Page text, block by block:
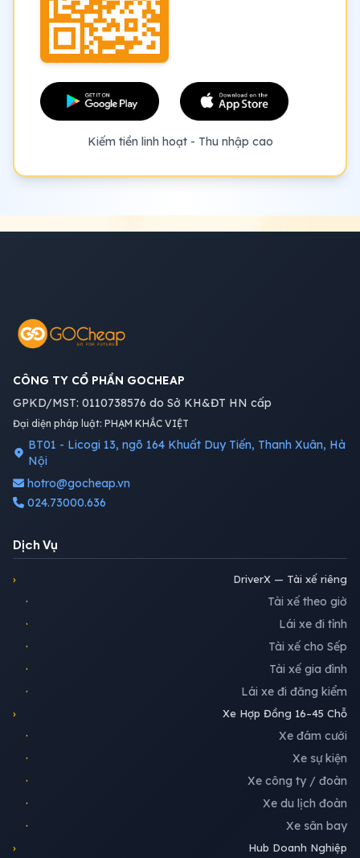
Kiếm tiền linh hoạt - Thu nhập cao
CÔNG TY CỔ PHẦN GOCHEAP
GPKD/MST: 0110738576 do Sở KH&ĐT HN cấp
Đại diện pháp luật: PHẠM KHẮC VIỆT
BT01 - Licogi 13, ngõ 164 Khuất Duy Tiến, Thanh Xuân, Hà
Nội
hotro@gocheap.vn
024.73000.636
Dịch Vụ
› DriverX — Tài xế riêng
·
Tài xế theo giờ
·
Lái xe đi tỉnh
·
Tài xế cho Sếp
·
Tài xế gia đình
·
Lái xe đi đăng kiểm
› Xe Hợp Đồng 16–45 Chỗ
·
Xe đám cưới
·
Xe sự kiện
·
Xe công ty / đoàn
·
Xe du lịch đoàn
·
Xe sân bay
› Hub Doanh Nghiệp